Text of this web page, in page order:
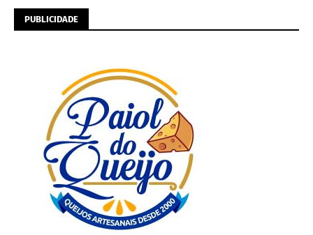
PUBLICIDADE